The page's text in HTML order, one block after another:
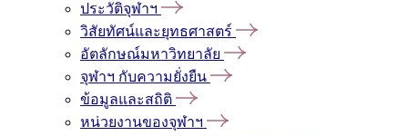
ประวัติจุฬาฯ
วิสัยทัศน์และยุทธศาสตร์
อัตลักษณ์มหาวิทยาลัย
จุฬาฯ กับความยั่งยืน
ข้อมูลและสถิติ
หน่วยงานของจุฬาฯ